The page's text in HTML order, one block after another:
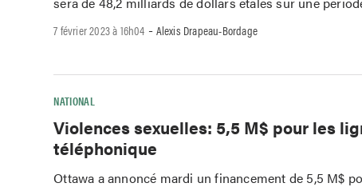
7 février 2023 à 16h04 -Alexis Drapeau-Bordage
NATIONAL
Violences sexuelles: 5,5 M$ pour les
téléphonique
Ottawa a annoncé mardi un financement de 5,5 M$